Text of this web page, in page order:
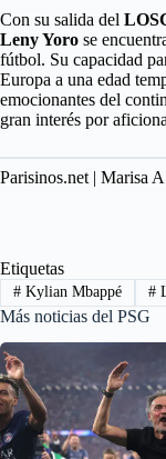
Con su salida del
Leny Yoro se
fútbol. Su capacidad
Europa a una edad
emocionantes del
gran interés por
Parisinos.net | Marisa
Etiquetas
#Kylian Mbappé #
Más noticias del PSG